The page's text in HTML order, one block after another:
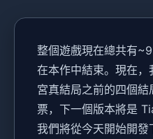
整個遊戲現在總共有
在本作中結束。現在
宮真結局之前的四個
票，下一個版本將是
我們將從今天開始開